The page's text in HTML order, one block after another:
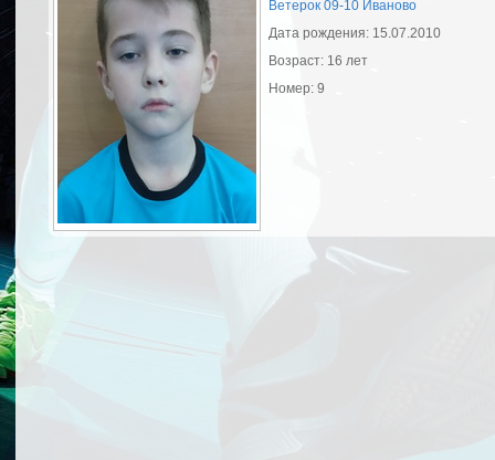
Ветерок 09-10 Иваново
Дата рождения: 15.07.2010
Возраст: 16 лет
Номер: 9